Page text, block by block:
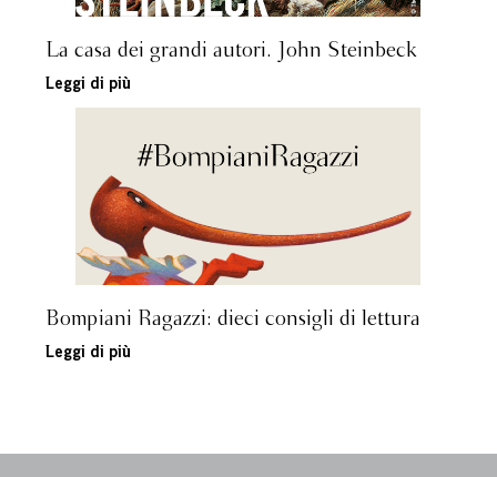
La casa dei grandi autori. John Steinbeck
Leggi di più
Bompiani Ragazzi: dieci consigli di lettura
Leggi di più